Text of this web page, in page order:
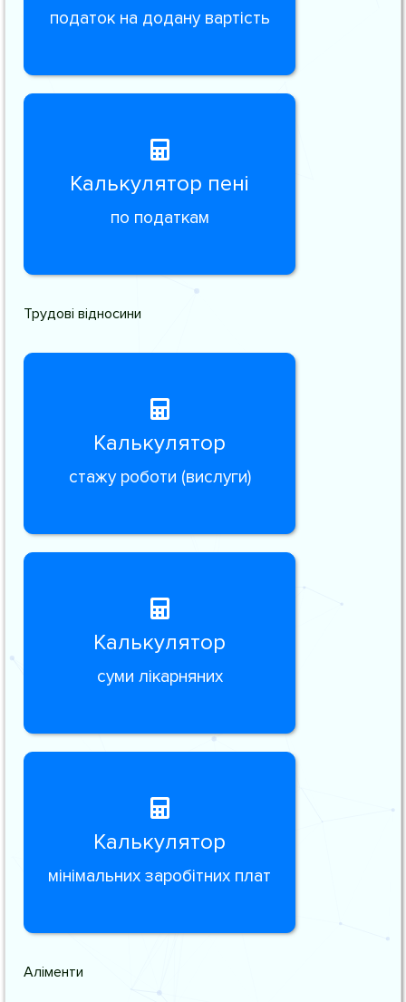
податок на додану вартість
Калькулятор пені
по податкам
Трудові відносини
Калькулятор
стажу роботи (вислуги)
Калькулятор
суми лікарняних
Калькулятор
мінімальних заробітних плат
Аліменти